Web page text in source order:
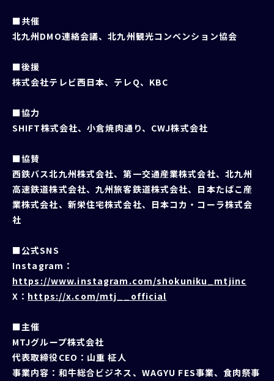
■共催
北九州DMO連絡会議、北九州観光コンベンション協会
■後援
株式会社テレビ西日本、テレQ、KBC
■協力
SHIFT株式会社、小倉焼肉通り、CWJ株式会社
■協賛
西鉄バス北九州株式会社、第一交通産業株式会社、北九州
高速鉄道株式会社、九州旅客鉄道株式会社、日本たばこ産
業株式会社、新栄住宅株式会社、日本コカ・コーラ株式会
社
■公式SNS
Instagram：
https://www.instagram.com/shokuniku_mtjinc
X： https://x.com/mtj__official
■主催
MTJグループ株式会社
代表取締役CEO：⼭重 柾⼈
事業内容：和牛総合ビジネス、WAGYU FES事業、食肉祭事